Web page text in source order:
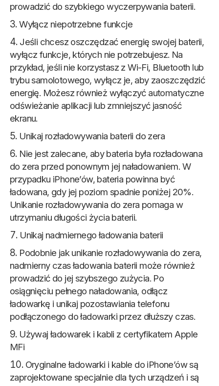
prowadzić do szybkiego wyczerpywania baterii.
Wyłącz niepotrzebne funkcje
Jeśli chcesz oszczędzać energię swojej baterii,
wyłącz funkcje, których nie potrzebujesz. Na
przykład, jeśli nie korzystasz z Wi-Fi, Bluetooth lub
trybu samolotowego, wyłącz je, aby zaoszczędzić
energię. Możesz również wyłączyć automatyczne
odświeżanie aplikacji lub zmniejszyć jasność
ekranu.
Unikaj rozładowywania baterii do zera
Nie jest zalecane, aby bateria była rozładowana
do zera przed ponownym jej naładowaniem. W
przypadku iPhone’ów, bateria powinna być
ładowana, gdy jej poziom spadnie poniżej 20%.
Unikanie rozładowywania do zera pomaga w
utrzymaniu długości życia baterii.
Unikaj nadmiernego ładowania baterii
Podobnie jak unikanie rozładowywania do zera,
nadmierny czas ładowania baterii może również
prowadzić do jej szybszego zużycia. Po
osiągnięciu pełnego naładowania, odłącz
ładowarkę i unikaj pozostawiania telefonu
podłączonego do ładowarki przez dłuższy czas.
Używaj ładowarek i kabli z certyfikatem Apple
MFi
Oryginalne ładowarki i kable do iPhone’ów są
zaprojektowane specjalnie dla tych urządzeń i są